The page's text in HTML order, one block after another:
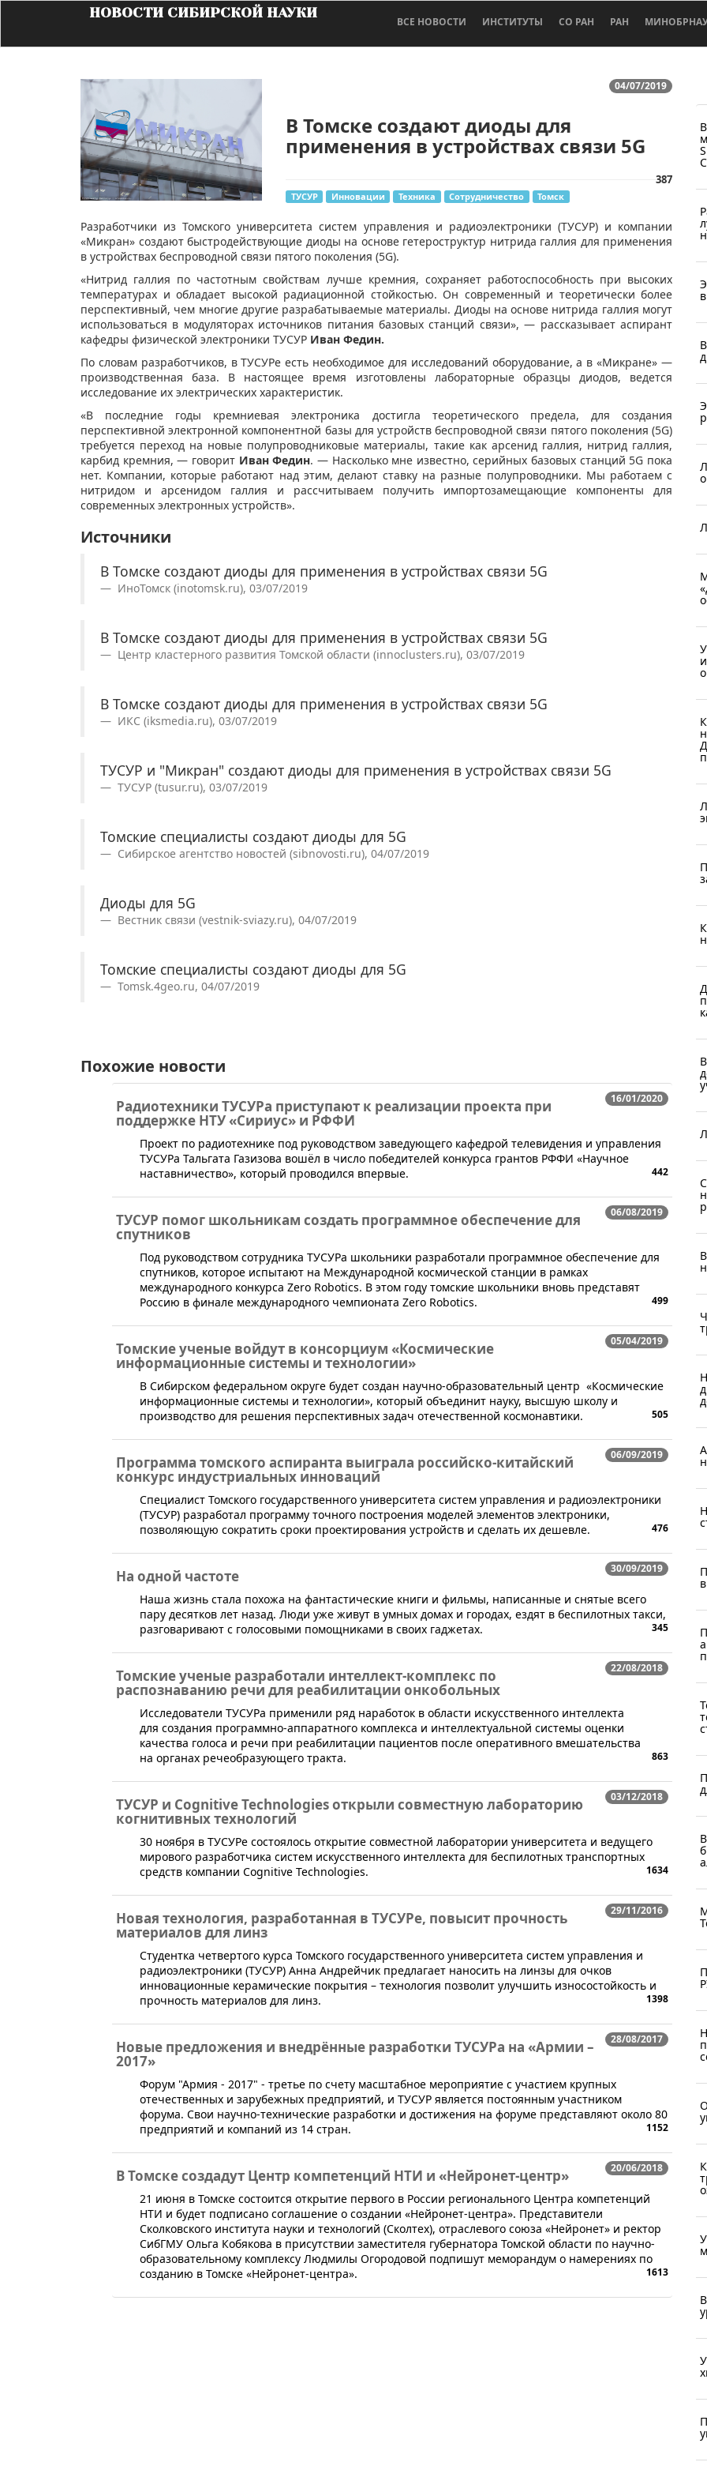
НОВОСТИ СИБИРСКОЙ НАУКИ
ВСЕ НОВОСТИ ИНСТИТУТЫ СО РАН РАН
04/07/2019
В Томске создают диоды для
применения в устройствах связи 5G
387
ТУСУР Инновации Техника Сотрудничество Томск
​Разработчики из Томского университета систем управления и радиоэлектроники (ТУСУР) и компании
«Микран» создают быстродействующие диоды на основе гетероструктур нитрида галлия для применения
в устройствах беспроводной связи пятого поколения (5G).
«Нитрид галлия по частотным свойствам лучше кремния, сохраняет работоспособность при высоких
температурах и обладает высокой радиационной стойкостью. Он современный и теоретически более
перспективный, чем многие другие разрабатываемые материалы. Диоды на основе нитрида галлия могут
использоваться в модуляторах источников питания базовых станций связи», — рассказывает аспирант
кафедры физической электроники ТУСУР Иван Федин.
По словам разработчиков, в ТУСУРе есть необходимое для исследований оборудование, а в «Микране» —
производственная база. В настоящее время изготовлены лабораторные образцы диодов, ведется
исследование их электрических характеристик.
«В последние годы кремниевая электроника достигла теоретического предела, для создания
перспективной электронной компонентной базы для устройств беспроводной связи пятого поколения (5G)
требуется переход на новые полупроводниковые материалы, такие как арсенид галлия, нитрид галлия,
карбид кремния, — говорит Иван Федин. — Насколько мне известно, серийных базовых станций 5G пока
нет. Компании, которые работают над этим, делают ставку на разные полупроводники. Мы работаем с
нитридом и арсенидом галлия и рассчитываем получить импортозамещающие компоненты для
современных электронных устройств».
Источники
В Томске создают диоды для применения в устройствах связи 5G
ИноТомск (inotomsk.ru), 03/07/2019
В Томске создают диоды для применения в устройствах связи 5G
Центр кластерного развития Томской области (innoclusters.ru), 03/07/2019
В Томске создают диоды для применения в устройствах связи 5G
ИКС (iksmedia.ru), 03/07/2019
ТУСУР и "Микран" создают диоды для применения в устройствах связи 5G
ТУСУР (tusur.ru), 03/07/2019
Томские специалисты создают диоды для 5G
Сибирское агентство новостей (sibnovosti.ru), 04/07/2019
Диоды для 5G
Вестник связи (vestnik-sviazy.ru), 04/07/2019
Томские специалисты создают диоды для 5G
Tomsk.4geo.ru, 04/07/2019
Похожие новости
16/01/2020
Радиотехники ТУСУРа приступают к реализации проекта при
поддержке НТУ «Сириус» и РФФИ
​Проект по радиотехнике под руководством заведующего кафедрой телевидения и управления
ТУСУРа Тальгата Газизова вошёл в число победителей конкурса грантов РФФИ «Научное
наставничество», который проводился впервые.
442
06/08/2019
ТУСУР помог школьникам создать программное обеспечение для
спутников
​Под руководством сотрудника ТУСУРа школьники разработали программное обеспечение для
спутников, которое испытают на Международной космической станции в рамках
международного конкурса Zero Robotics. В этом году томские школьники вновь представят
Россию в финале международного чемпионата Zero Robotics.
499
05/04/2019
Томские ученые войдут в консорциум «Космические
информационные системы и технологии»
​В Сибирском федеральном округе будет создан научно-образовательный центр «Космические
информационные системы и технологии», который объединит науку, высшую школу и
производство для решения перспективных задач отечественной космонавтики.
505
06/09/2019
Программа томского аспиранта выиграла российско-китайский
конкурс индустриальных инноваций
​Специалист Томского государственного университета систем управления и радиоэлектроники
(ТУСУР) разработал программу точного построения моделей элементов электроники,
позволяющую сократить сроки проектирования устройств и сделать их дешевле.
476
30/09/2019
На одной частоте
​Наша жизнь стала похожа на фантастические книги и фильмы, написанные и снятые всего
пару десятков лет назад. Люди уже живут в умных домах и городах, ездят в беспилотных такси,
разговаривают с голосовыми помощниками в своих гаджетах.
345
22/08/2018
Томские ученые разработали интеллект-комплекс по
распознаванию речи для реабилитации онкобольных
​Исследователи ТУСУРа применили ряд наработок в области искусственного интеллекта
для создания программно-аппаратного комплекса и интеллектуальной системы оценки
качества голоса и речи при реабилитации пациентов после оперативного вмешательства
на органах речеобразующего тракта.
863
03/12/2018
ТУСУР и Cognitive Technologies открыли совместную лабораторию
когнитивных технологий
​30 ноября в ТУСУРе состоялось открытие совместной лаборатории университета и ведущего
мирового разработчика систем искусственного интеллекта для беспилотных транспортных
средств компании Cognitive Technologies.
1634
29/11/2016
Новая технология, разработанная в ТУСУРе, повысит прочность
материалов для линз
​Студентка четвертого курса Томского государственного университета систем управления и
радиоэлектроники (ТУСУР) Анна Андрейчик предлагает наносить на линзы для очков
инновационные керамические покрытия – технология позволит улучшить износостойкость и
прочность материалов для линз.
1398
28/08/2017
Новые предложения и внедрённые разработки ТУСУРа на «Армии –
2017»
​Форум "Армия - 2017" - третье по счету масштабное мероприятие с участием крупных
отечественных и зарубежных предприятий, и ТУСУР является постоянным участником
форума. Свои научно-технические разработки и достижения на форуме представляют около 80
предприятий и компаний из 14 стран.
1152
20/06/2018
В Томске создадут Центр компетенций НТИ и «Нейронет-центр»
​21 июня в Томске состоится открытие первого в России регионального Центра компетенций
НТИ и будет подписано соглашение о создании «Нейронет-центра». Представители
Сколковского института науки и технологий (Сколтех), отраслевого союза «Нейронет» и ректор
СибГМУ Ольга Кобякова в присутствии заместителя губернатора Томской области по научно-
образовательному комплексу Людмилы Огородовой подпишут меморандум о намерениях по
созданию в Томске «Нейронет-центра».
1613